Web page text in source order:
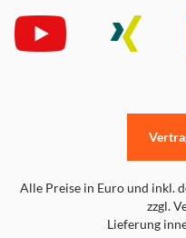
Alle Preise in Euro und inkl.
zzgl.
Lieferung